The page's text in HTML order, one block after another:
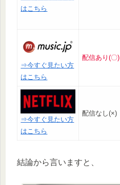
はこちら
⇒今すぐ見たい方
はこちら
配信あり(〇)
⇒今すぐ見たい方
はこちら
配信なし(×)
結論から言いますと、